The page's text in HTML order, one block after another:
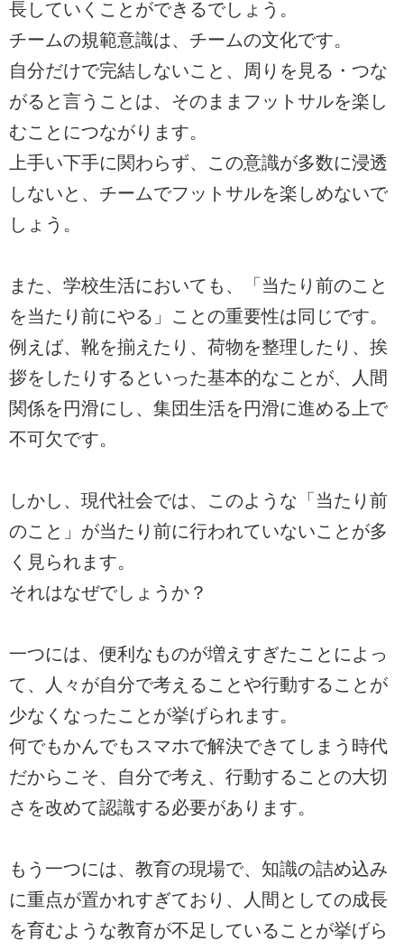
長していくことができるでしょう。
チームの規範意識は、チームの文化です。
自分だけで完結しないこと、周りを見る・つな
がると言うことは、そのままフットサルを楽し
むことにつながります。
上手い下手に関わらず、この意識が多数に浸透
しないと、チームでフットサルを楽しめないで
しょう。
また、学校生活においても、「当たり前のこと
を当たり前にやる」ことの重要性は同じです。
例えば、靴を揃えたり、荷物を整理したり、挨
拶をしたりするといった基本的なことが、人間
関係を円滑にし、集団生活を円滑に進める上で
不可欠です。
しかし、現代社会では、このような「当たり前
のこと」が当たり前に行われていないことが多
く見られます。
それはなぜでしょうか？
一つには、便利なものが増えすぎたことによっ
て、人々が自分で考えることや行動することが
少なくなったことが挙げられます。
何でもかんでもスマホで解決できてしまう時代
だからこそ、自分で考え、行動することの大切
さを改めて認識する必要があります。
もう一つには、教育の現場で、知識の詰め込み
に重点が置かれすぎており、人間としての成長
を育むような教育が不足していることが挙げら